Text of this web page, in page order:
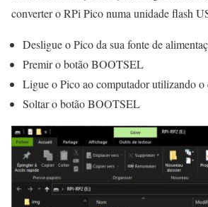
converter o RPi Pico numa unidade flash
Desligue o Pico da sua fonte de
Premir o botão BOOTSEL
Ligue o Pico ao computador utilizando o
Soltar o botão BOOTSEL